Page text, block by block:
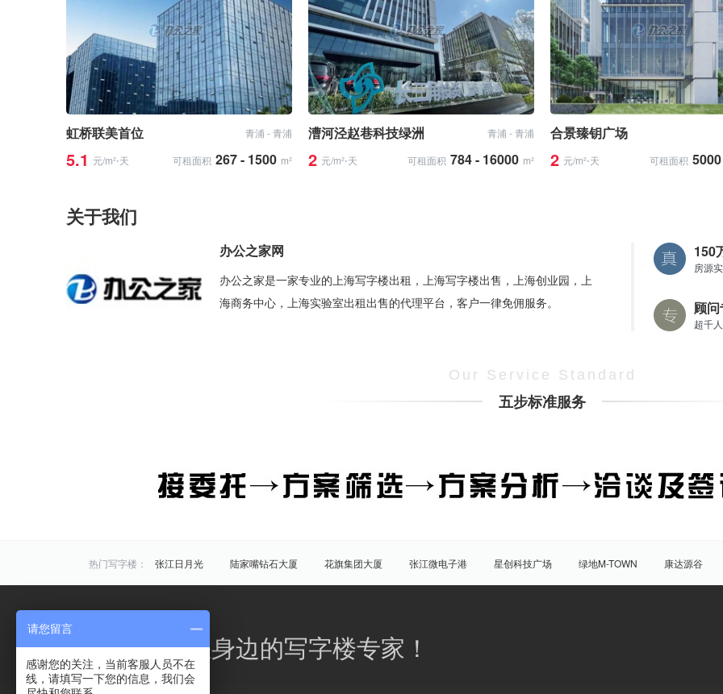
虹桥联美首位 青浦 - 青浦
5.1 元/m²⋅天 可租面积 267 - 1500 m²
漕河泾赵巷科技绿洲 青浦 - 青浦
2 元/m²⋅天 可租面积 784 - 16000 m²
合景臻钥广场
2 元/m²⋅天 可租面积
关于我们
办公之家网
办公之家是一家专业的上海写字楼出租，上海写字楼出售，上海创业园，上
海商务中心，上海实验室出租出售的代理平台，客户一律免佣服务。
150
房源
顾
超千
Our Service Standard
五步标准服务
热门写字楼： 张江日月光 陆家嘴钻石大厦 花旗集团大厦 张江微电子港 星创科技广场 绿地M-TOWN
康达源谷
炬芯研发大楼
佑越国际 张江海趣园 盛大天地源创谷 豪威科技园（张江乐业天地） 张江海豚湾
原
黄浦 徐汇 静安 普陀
商圈写字楼： 曹杨路 金山 陆家嘴 静安寺 八佰伴
曹家渡
办公之家，您身边的写字楼专家！
请您留言
感谢您的关注，当前客服人员不在
线，请填写一下您的信息，我们会